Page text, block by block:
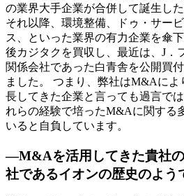
の業界大手企業が合併して誕生し
それ以降、環境整備、ドゥ・サー
ス、といった業界の有力企業を傘
後カジタクを買収し、最近は、J．
関係会社であった白青舎を公開買
ました。 つまり、弊社はM&Aに
長してきた企業と言っても過言で
れらの経験で培ったM&Aに関する
いると自負しています。
―M&Aを活用してきた貴社
社であるイオンの歴史のよう